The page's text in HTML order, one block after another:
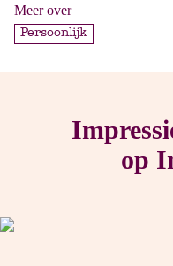
Meer over
Persoonlijk
op